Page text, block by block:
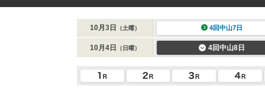
10月3日 （土曜） 4回中山7日
10月4日 （日曜） 4回中山8日